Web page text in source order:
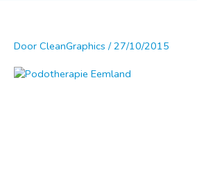
Door CleanGraphics /27/10/2015